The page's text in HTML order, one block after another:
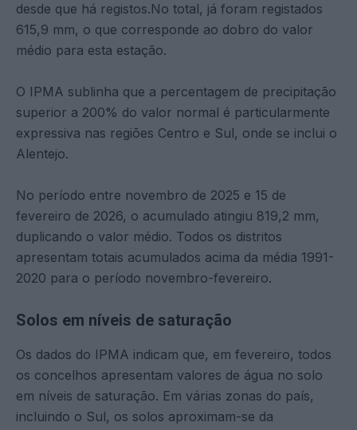
desde que há registos.No total, já foram registados
615,9 mm, o que corresponde ao dobro do valor
médio para esta estação.
O IPMA sublinha que a percentagem de precipitação
superior a 200% do valor normal é particularmente
expressiva nas regiões Centro e Sul, onde se inclui o
Alentejo.
No período entre novembro de 2025 e 15 de
fevereiro de 2026, o acumulado atingiu 819,2 mm,
duplicando o valor médio. Todos os distritos
apresentam totais acumulados acima da média 1991-
2020 para o período novembro-fevereiro.
Solos em níveis de saturação
Os dados do IPMA indicam que, em fevereiro, todos
os concelhos apresentam valores de água no solo
em níveis de saturação. Em várias zonas do país,
incluindo o Sul, os solos aproximam-se da